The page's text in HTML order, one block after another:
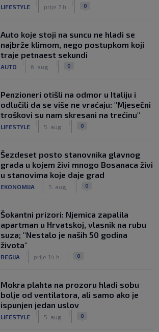
LIFESTYLE prije 7 h 0
Auto koje stoji na suncu ne hladi se
najbrže klimom, nego postupkom koji
traje petnaest sekundi
AUTO 6. aug. 0
Penzioneri otišli na odmor u Italiju i
odlučili da se više ne vraćaju: "Mjesečni
troškovi su nam skresani na trećinu"
LIFESTYLE 5. aug. 0
Šezdeset posto stanovnika glavnog
grada u kojem živi mnogo Bosanaca živi
u stanovima koje daje grad
EKONOMIJA 5. aug. 0
Šokantni prizori: Njemica zapalila
apartman u Hrvatskoj, vlasnik na rubu
suza; "Nestalo je naših 50 godina
života"
REGIJA prije 14 h 0
Mokra plahta na prozoru hladi sobu
bolje od ventilatora, ali samo ako je
ispunjen jedan uslov
LIFESTYLE 5. aug. 0